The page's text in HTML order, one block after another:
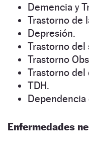
Demencia y
Trastorno de
Depresión.
Trastorno del
Trastorno
Trastorno
TDH.
Dependencia
Enfermedades